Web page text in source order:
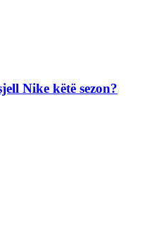
Nike këtë sezon?